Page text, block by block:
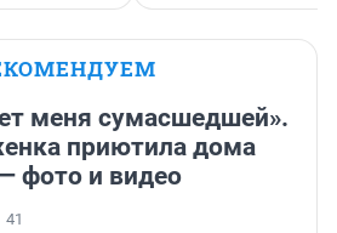
меня сумасшедшей».
приютила дома
фото и видео
41